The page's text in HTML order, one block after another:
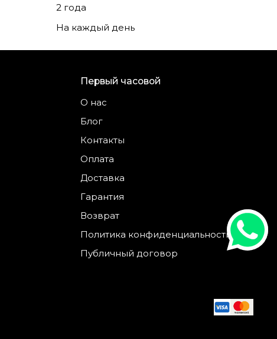
2 года
На каждый день
Первый часовой
О нас
Блог
Контакты
Оплата
Доставка
Гарантия
Возврат
Политика конфиденциальности
Публичный договор